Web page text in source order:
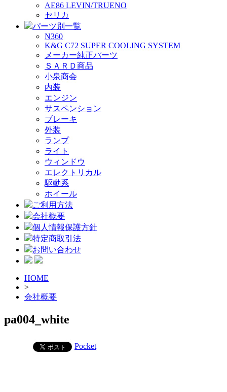
AE86 LEVIN/TRUENO
セリカ
パーツ別一覧
N360
K&G C72 SUPER COOLING SYSTEM
メーカー純正パーツ
ＳＡＲＤ商品
小泉商会
内装
エンジン
サスペンション
ブレーキ
外装
ランプ
ライト
ウィンドウ
エレクトリカル
駆動系
ホイール
ご利用方法
会社概要
個人情報保護方針
特定商取引法
お問い合わせ
HOME
>
会社概要
pa004_white
Pocket